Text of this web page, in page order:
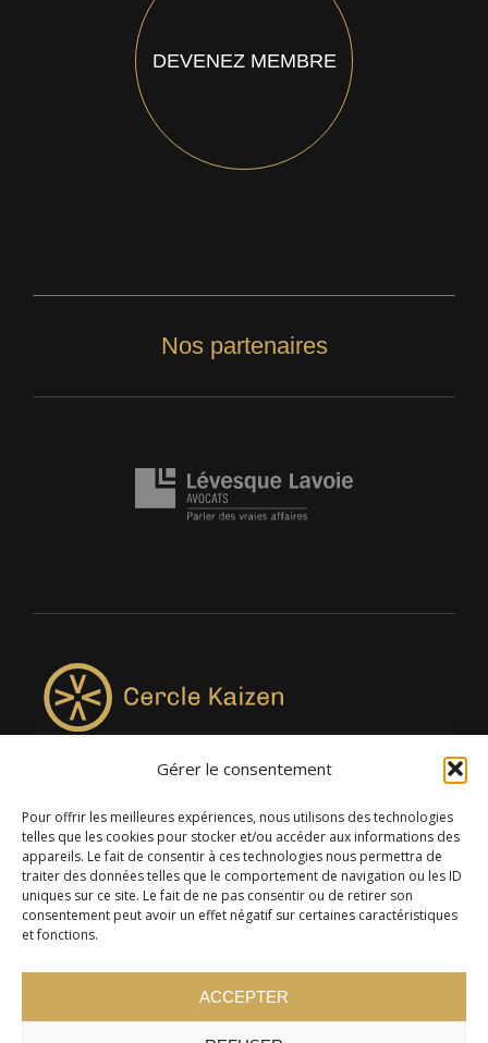
Gérer le consentement
Pour offrir les meilleures expériences, nous utilisons des technologies
telles que les cookies pour stocker et/ou accéder aux informations des
appareils. Le fait de consentir à ces technologies nous permettra de
traiter des données telles que le comportement de navigation ou les ID
uniques sur ce site. Le fait de ne pas consentir ou de retirer son
consentement peut avoir un effet négatif sur certaines caractéristiques
et fonctions.
ACCEPTER
DEVENEZ MEMBRE
Nos partenaires
4957, rue Lionel-Groulx, bureau 819, Saint-Augustin-de-
Desmaures QC G3A 0M7